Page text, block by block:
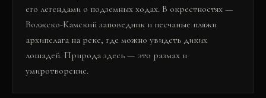
его легендами о подземных ходах. В окрестностях —
Волжско-Камский заповедник и песчаные пляжи
архипелага на реке, где можно увидеть диких
лошадей. Природа здесь — это размах и
умиротворение.